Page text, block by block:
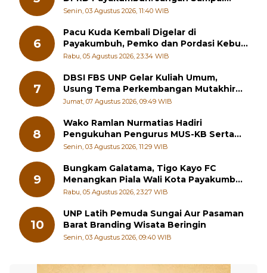
Generasi Muda Hilang Jati Diri
Senin, 03 Agustus 2026, 11:40 WIB
6
Pacu Kuda Kembali Digelar di
Payakumbuh, Pemko dan Pordasi Kebut
Persiapan!
Rabu, 05 Agustus 2026, 23:34 WIB
7
DBSI FBS UNP Gelar Kuliah Umum,
Usung Tema Perkembangan Mutakhir
Sastra Dunia
Jumat, 07 Agustus 2026, 09:49 WIB
8
Wako Ramlan Nurmatias Hadiri
Pengukuhan Pengurus MUS-KB Serta
LMKB Periode 2026-2031,
Senin, 03 Agustus 2026, 11:29 WIB
9
Bungkam Galatama, Tigo Kayo FC
Menangkan Piala Wali Kota Payakumbuh
Cup 2026
Rabu, 05 Agustus 2026, 23:27 WIB
10
UNP Latih Pemuda Sungai Aur Pasaman
Barat Branding Wisata Beringin
Senin, 03 Agustus 2026, 09:40 WIB